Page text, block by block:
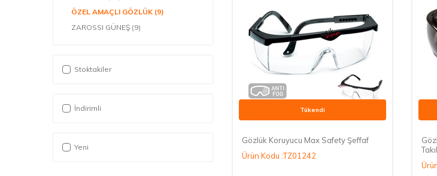
ÖZEL AMAÇLI GÖZLÜK (9)
ZAROSSI GÜNEŞ (9)
Stoktakiler
İndirimli
Yeni
Tükendi
Gözlük Koruyucu Max Safety Şeffaf
Ürün Kodu :TZ01242